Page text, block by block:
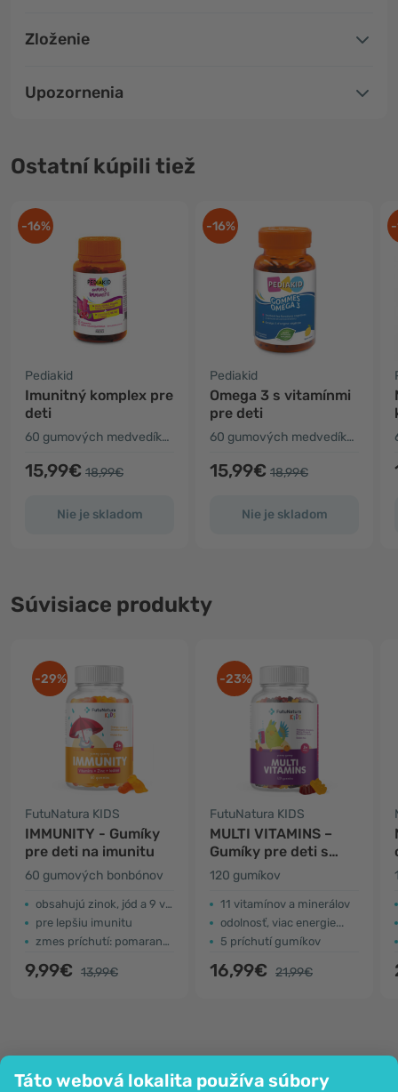
Táto webová lokalita používa súbory
Zloženie
Upozornenia
Ostatní kúpili tiež
-16%
Pediakid
Imunitný komplex pre
deti
60 gumových medvedíkov
15,99€ 18,99€
Nie je skladom
-16%
Pediakid
Omega 3 s vitamínmi
pre deti
60 gumových medvedíkov
15,99€ 18,99€
Nie je skladom
Súvisiace produkty
-29%
FutuNatura KIDS
IMMUNITY - Gumíky
pre deti na imunitu
60 gumových bonbónov
obsahujú zinok, jód a 9 vitamínov
pre lepšiu imunitu
zmes príchutí: pomaranč, citrón a jahoda
9,99€ 13,99€
-23%
FutuNatura KIDS
MULTI VITAMINS –
Gumíky pre deti s
multivitamínmi
120 gumíkov
11 vitamínov a minerálov
odolnosť, viac energie...
5 príchutí gumíkov
16,99€ 21,99€